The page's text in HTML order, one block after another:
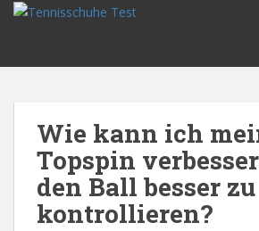
p
Wie kann ich
Topspin
den Ball besser zu
kontrollieren?